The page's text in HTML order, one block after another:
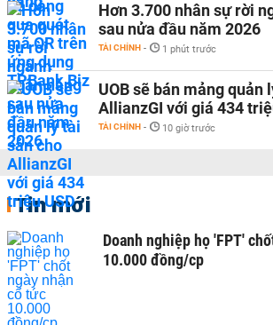
Hơn 3.700 nhân sự rời
sau nửa đầu năm 2026
TÀI CHÍNH - 1 phút trước
UOB sẽ bán mảng quản
AllianzGI với giá 434
TÀI CHÍNH - 10 giờ trước
Tin mới
Doanh nghiệp họ 'FPT'
10.000 đồng/cp